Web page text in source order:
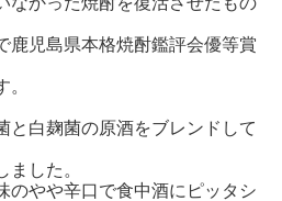
鹿児島県本格焼酎鑑評会優等賞
と白麹菌の原酒をブレンドして
ました。
のやや辛口で食中酒にピッタシ